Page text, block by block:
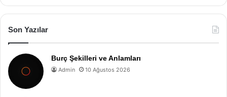
Son Yazılar
Burç Şekilleri ve Anlamları
Admin 10 Ağustos 2026